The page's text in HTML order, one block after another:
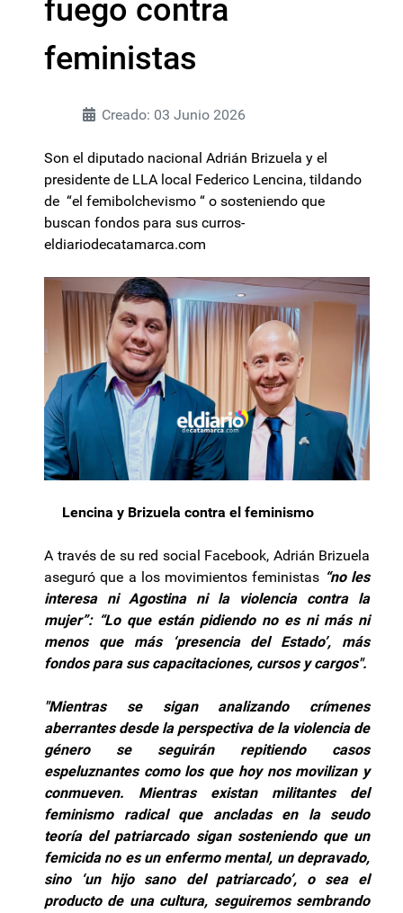
fuego contra
feministas
Creado: 03 Junio 2026
Son el diputado nacional Adrián Brizuela y el
presidente de LLA local Federico Lencina, tildando
de “el femibolchevismo “ o sosteniendo que
buscan fondos para sus curros-
eldiariodecatamarca.com
Lencina y Brizuela contra el feminismo
A través de su red social Facebook, Adrián Brizuela
aseguró que a los movimientos feministas “no les
interesa ni Agostina ni la violencia contra la
mujer”: “Lo que están pidiendo no es ni más ni
menos que más ‘presencia del Estado’, más
fondos para sus capacitaciones, cursos y cargos".
"Mientras se sigan analizando crímenes
aberrantes desde la perspectiva de la violencia de
género se seguirán repitiendo casos
espeluznantes como los que hoy nos movilizan y
conmueven. Mientras existan militantes del
feminismo radical que ancladas en la seudo
teoría del patriarcado sigan sosteniendo que un
femicida no es un enfermo mental, un depravado,
sino ‘un hijo sano del patriarcado’, o sea el
producto de una cultura, seguiremos sembrando